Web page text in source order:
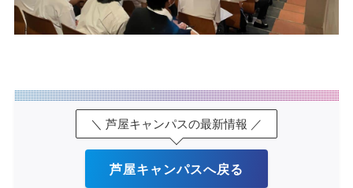
＼ 芦屋キャンパスの最新情報 ／
芦屋キャンパスへ戻る